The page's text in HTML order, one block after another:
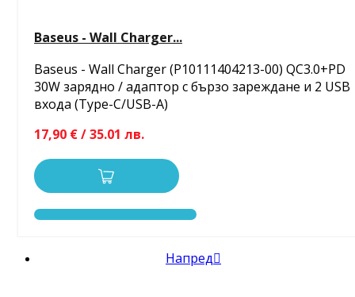
Baseus - Wall Charger...
Baseus - Wall Charger (P10111404213-00) QC3.0+PD
30W зарядно / адаптор с бързо зареждане и 2 USB
входа (Type-C/USB-A)
17,90 € / 35.01 лв.
Напред